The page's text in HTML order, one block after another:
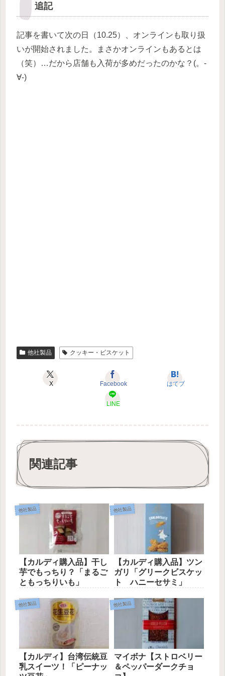
追記
記事を書いて次の日（10.25）、オンラインも取り扱
いが開始されました。まさかオンラインもあるとは
（笑）…だから店舗も入荷が多めだったのかな？(。-
∀-)
他社製品 クッキー・ビスケット
X Facebook はてブ
LINE
関連記事
他社製品
【カルディ購入品】干し
芋でもっちり？「まるご
ともっちりいも」
他社製品
【カルディ購入品】ツン
ガリ「グリークビスケッ
ト ハニーセサミ」
他社製品
【カルディ】台湾伝統豆
乳スイーツ！「ピーナッ
他社製品
マイボナ【ストロベリー
＆ペッパーダークチョ